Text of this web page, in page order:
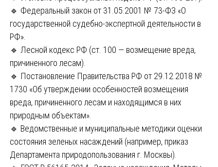
🔹 Федеральный закон от 31.05.2001 № 73-ФЗ «О
государственной судебно-экспертной деятельности в
РФ».
🔹 Лесной кодекс РФ (ст. 100 — возмещение вреда,
причиненного лесам).
🔹 Постановление Правительства РФ от 29.12.2018 №
1730 «Об утверждении особенностей возмещения
вреда, причиненного лесам и находящимся в них
природным объектам».
🔹 Ведомственные и муниципальные методики оценки
состояния зеленых насаждений (например, приказ
Департамента природопользования г. Москвы).